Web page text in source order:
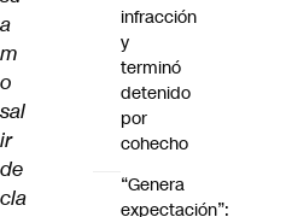
a
m
o
sal
ir
de
cla
infracción
y
terminó
detenido
por
cohecho
“Genera
expectación”: